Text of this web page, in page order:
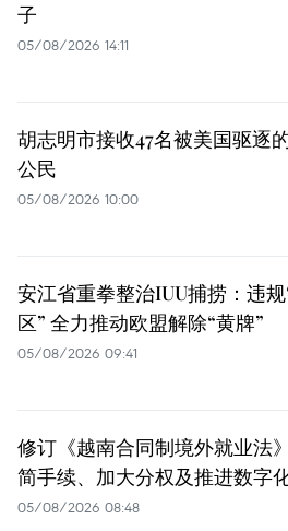
子
05/08/2026 14:11
胡志明市接收47名被美国驱逐
公民
05/08/2026 10:00
安江省重拳整治IUU捕捞：违
区” 全力推动欧盟解除“黄牌”
05/08/2026 09:41
修订《越南合同制境外就业法
简手续、加大分权及推进数字
05/08/2026 08:48